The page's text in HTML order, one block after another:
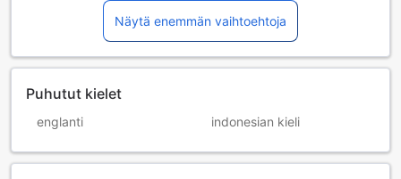
Näytä enemmän vaihtoehtoja
Puhutut kielet
englanti indonesian kieli